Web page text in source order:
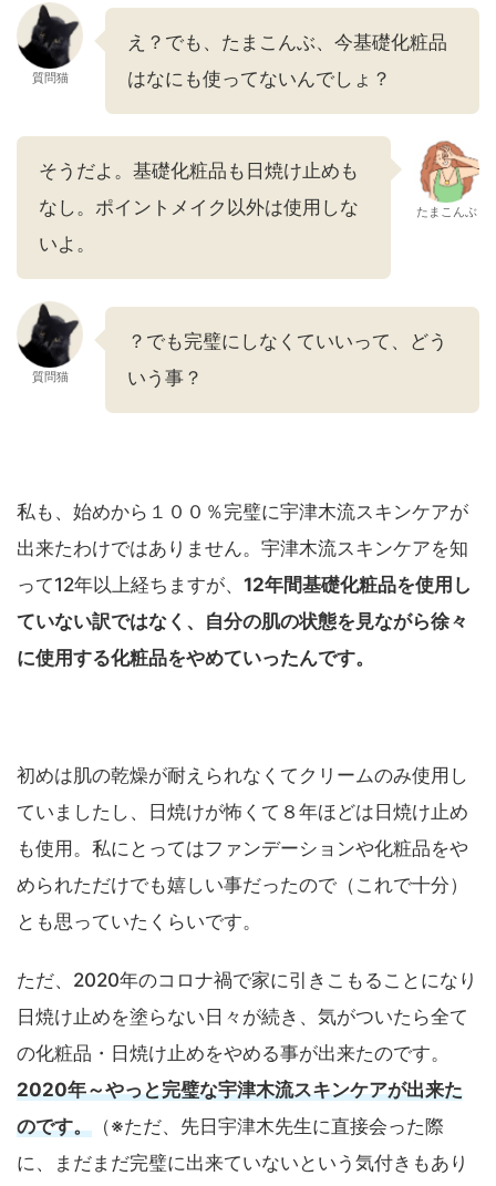
質問猫
え？でも、たまこんぶ、今基礎化粧品
はなにも使ってないんでしょ？
そうだよ。基礎化粧品も日焼け止めも
なし。ポイントメイク以外は使用しな
いよ。
たまこんぶ
質問猫
？でも完璧にしなくていいって、どう
いう事？
私も、始めから１００％完璧に宇津木流スキンケアが
出来たわけではありません。宇津木流スキンケアを知
って12年以上経ちますが、 12年間基礎化粧品を使用し
ていない訳ではなく、自分の肌の状態を見ながら徐々
に使用する化粧品をやめていったんです。
初めは肌の乾燥が耐えられなくてクリームのみ使用し
ていましたし、日焼けが怖くて８年ほどは日焼け止め
も使用。私にとってはファンデーションや化粧品をや
められただけでも嬉しい事だったので（これで十分）
とも思っていたくらいです。
ただ、2020年のコロナ禍で家に引きこもることになり
日焼け止めを塗らない日々が続き、気がついたら全て
の化粧品・日焼け止めをやめる事が出来たのです。
2020年～やっと完璧な宇津木流スキンケアが出来た
のです。 （※ただ、先日宇津木先生に直接会った際
に、まだまだ完璧に出来ていないという気付きもあり